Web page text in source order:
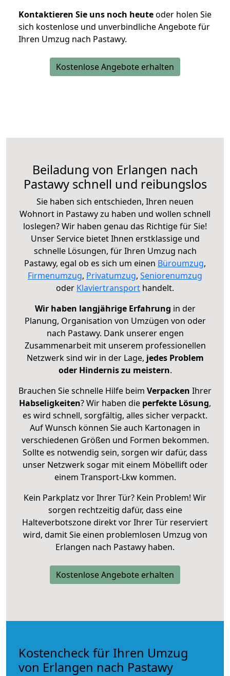
Kontaktieren Sie uns noch heuteoder holen Sie
sich kostenlose und unverbindliche Angebote für
Ihren Umzug nach Pastawy.
Kostenlose Angebote erhalten
Beiladung von Erlangen nach
Pastawy schnell und reibungslos
Sie haben sich entschieden, Ihren neuen
Wohnort in Pastawy zu haben und wollen schnell
loslegen? Wir haben genau das Richtige für Sie!
Unser Service bietet Ihnen erstklassige und
schnelle Lösungen, für Ihren Umzug nach
Pastawy, egal ob es sich um einen Büroumzug,
Firmenumzug, Privatumzug, Seniorenumzug
oder Klaviertransport handelt.
Wir haben langjährige Erfahrung in der
Planung, Organisation von Umzügen von oder
nach Pastawy. Dank unserer engen
Zusammenarbeit mit unserem professionellen
Netzwerk sind wir in der Lage, jedes Problem
oder Hindernis zu meistern.
Brauchen Sie schnelle Hilfe beim Verpacken Ihrer
Habseligkeiten? Wir haben die perfekte Lösung,
es wird schnell, sorgfältig, alles sicher verpackt.
Auf Wunsch können Sie auch Kartonagen in
verschiedenen Größen und Formen bekommen.
Sollte es notwendig sein, sorgen wir dafür, dass
unser Netzwerk sogar mit einem Möbellift oder
einem Transport-Lkw kommen.
Kein Parkplatz vor Ihrer Tür? Kein Problem! Wir
sorgen rechtzeitig dafür, dass eine
Halteverbotszone direkt vor Ihrer Tür reserviert
wird, damit Sie einen problemlosen Umzug von
Erlangen nach Pastawy haben.
Kostenlose Angebote erhalten
Kostencheck für Ihren Umzug
von Erlangen nach Pastawy